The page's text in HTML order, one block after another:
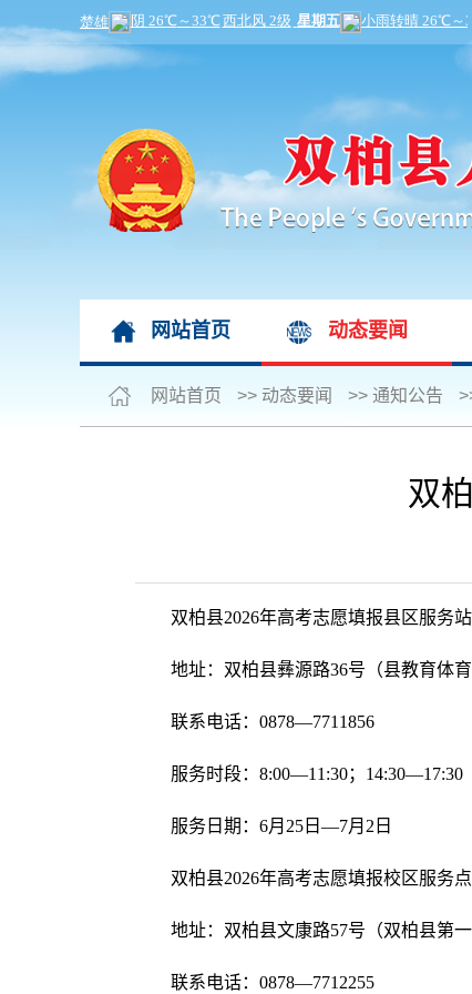
网站首页 动态要闻
网站首页 >> 动态要闻 >> 通知公告
双
双柏县2026年高考志愿填报县区服务
地址：双柏县彝源路36号（县教育体
联系电话：0878—7711856
服务时段：8:00—11:30；14:30—17:30
服务日期：6月25日—7月2日
双柏县2026年高考志愿填报校区服务
地址：双柏县文康路57号（双柏县第
联系电话：0878—7712255